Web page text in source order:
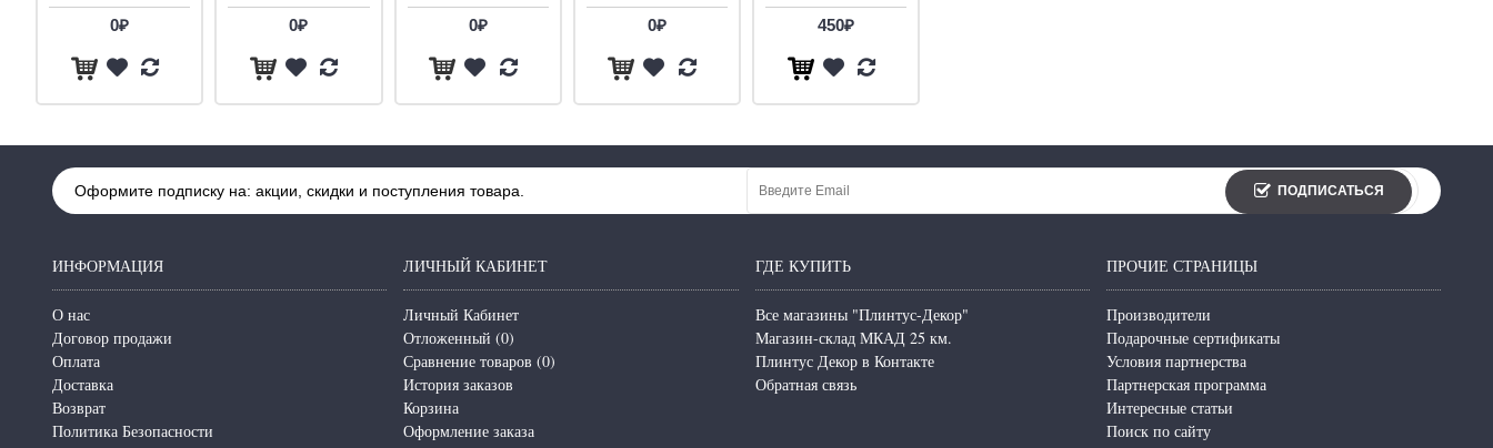
0₽ 0₽ 0₽ 0₽ 450₽
Оформите подписку на: акции, скидки и поступления товара. ПОДПИСАТЬСЯ
ИНФОРМАЦИЯ
О нас
Договор продажи
Оплата
Доставка
Возврат
Политика Безопасности
ЛИЧНЫЙ КАБИНЕТ
Личный Кабинет
Отложенный (0)
Сравнение товаров (0)
История заказов
Корзина
Оформление заказа
ГДЕ КУПИТЬ
Все магазины "Плинтус-Декор"
Магазин-склад МКАД 25 км.
Плинтус Декор в Контакте
Обратная связь
ПРОЧИЕ СТРАНИЦЫ
Производители
Подарочные сертификаты
Условия партнерства
Партнерская программа
Интересные статьи
Поиск по сайту